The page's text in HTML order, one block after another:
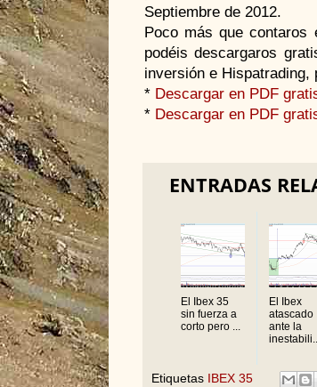
Septiembre de 2012.
Poco más que contaros
podéis descargaros
inversión e Hispatrading,
* Descargar en PDF
* Descargar en PDF
ENTRADAS
El Ibex 35
sin fuerza a
corto pero ...
El Ibex
atascado
ante la
Etiquetas IBEX 35